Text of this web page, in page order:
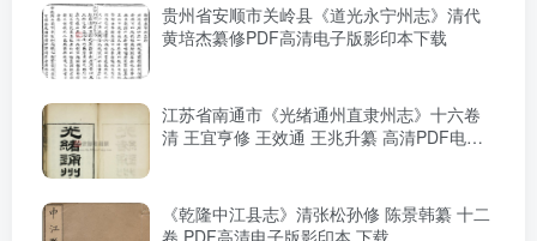
贵州省安顺市关岭县《道光永宁州志》清代
黄培杰纂修PDF高清电子版影印本下载
江苏省南通市《光绪通州直隶州志》十六卷
清 王宜亨修 王效通 王兆升纂 高清PDF电子
《乾隆中江县志》清张松孙修 陈景韩纂 十二
卷 PDF高清电子版影印本 下载